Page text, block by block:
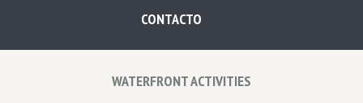
CONTACTO
WATERFRONT ACTIVITIES